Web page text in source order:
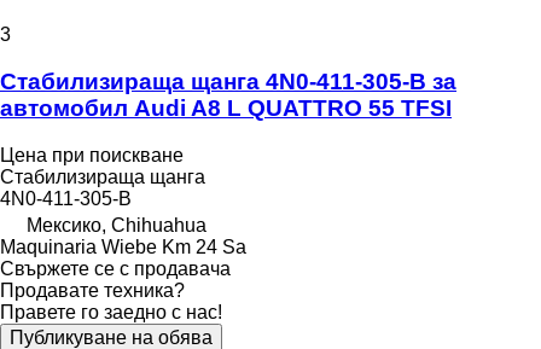
3
Стабилизираща щанга 4N0-411-305-B за
автомобил Audi A8 L QUATTRO 55 TFSI
Цена при поискване
Стабилизираща щанга
4N0-411-305-B
Мексико, Chihuahua
Maquinaria Wiebe Km 24 Sa
Свържете се с продавача
Продавате техника?
Правете го заедно с нас!
Публикуване на обява